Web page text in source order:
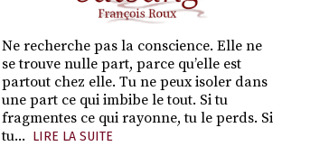
Ne recherche pas la conscience. Elle ne
se trouve nulle part, parce qu’elle est
partout chez elle. Tu ne peux isoler dans
une part ce qui imbibe le tout. Si tu
fragmentes ce qui rayonne, tu le perds. Si
tu... LIRE LA SUITE